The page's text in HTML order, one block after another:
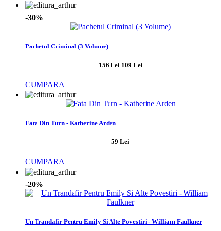
-30%
Pachetul Criminal (3 Volume)
156 Lei 109 Lei
CUMPARA
Fata Din Turn - Katherine Arden
59 Lei
CUMPARA
-20%
Un Trandafir Pentru Emily Si Alte Povestiri - William Faulkner